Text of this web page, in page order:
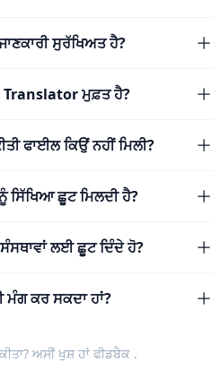
ਸੁਰੱਖਿਅਤ ਹੈ?
Translator ਮੁਫ਼ਤ ਹੈ?
ਫਾਈਲ ਕਿਉਂ ਨਹੀਂ ਮਿਲੀ?
ਸਿੱਖਿਆ ਛੂਟ ਮਿਲਦੀ ਹੈ?
ਲਈ ਛੂਟ ਦਿੰਦੇ ਹੋ?
ਮੰਗ ਕਰ ਸਕਦਾ ਹਾਂ?
ਅਸੀਂ ਖੁਸ਼ ਹਾਂਫੀਡਬੈਕ .